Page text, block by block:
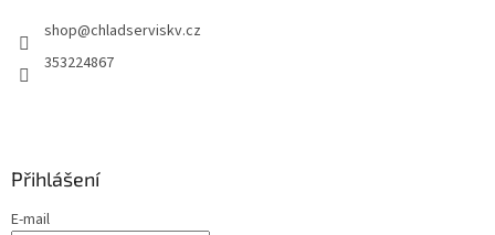
shop@chladserviskv.cz
353224867
Přihlášení
E-mail